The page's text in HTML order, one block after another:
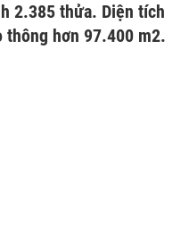
2.385 thửa. Diện tích
hơn 97.400 m2.